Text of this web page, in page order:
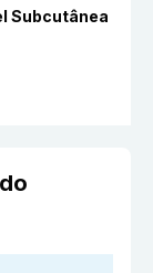
Subcutânea